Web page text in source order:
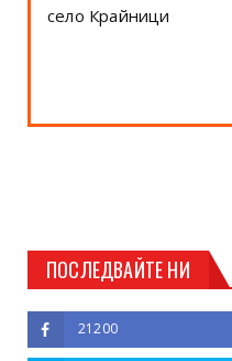
село Крайници
ПОСЛЕДВАЙТЕ НИ
21200